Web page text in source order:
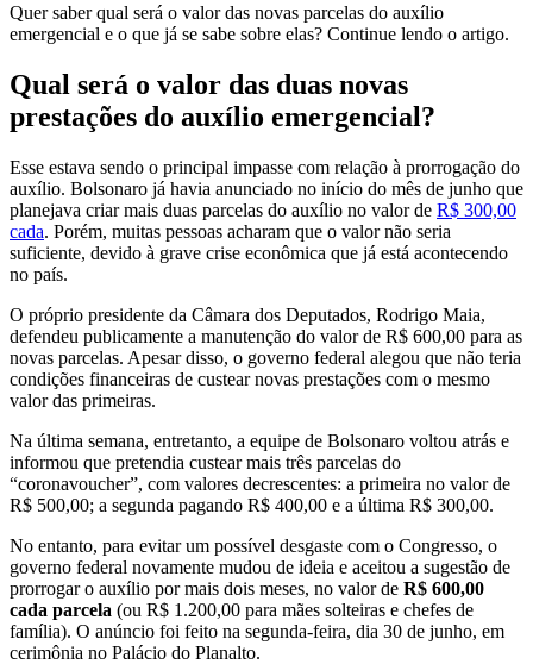
Quer saber qual será o valor das novas parcelas do auxílio
emergencial e o que já se sabe sobre elas? Continue lendo o artigo.
Qual será o valor das duas novas
prestações do auxílio emergencial?
Esse estava sendo o principal impasse com relação à prorrogação do
auxílio. Bolsonaro já havia anunciado no início do mês de junho que
planejava criar mais duas parcelas do auxílio no valor de R$ 300,00
cada. Porém, muitas pessoas acharam que o valor não seria
suficiente, devido à grave crise econômica que já está acontecendo
no país.
O próprio presidente da Câmara dos Deputados, Rodrigo Maia,
defendeu publicamente a manutenção do valor de R$ 600,00 para as
novas parcelas. Apesar disso, o governo federal alegou que não teria
condições financeiras de custear novas prestações com o mesmo
valor das primeiras.
Na última semana, entretanto, a equipe de Bolsonaro voltou atrás e
informou que pretendia custear mais três parcelas do
“coronavoucher”, com valores decrescentes: a primeira no valor de
R$ 500,00; a segunda pagando R$ 400,00 e a última R$ 300,00.
No entanto, para evitar um possível desgaste com o Congresso, o
governo federal novamente mudou de ideia e aceitou a sugestão de
prorrogar o auxílio por mais dois meses, no valor de R$ 600,00
cada parcela (ou R$ 1.200,00 para mães solteiras e chefes de
família). O anúncio foi feito na segunda-feira, dia 30 de junho, em
cerimônia no Palácio do Planalto.